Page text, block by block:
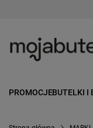
PROMOCJEBUTELKI I